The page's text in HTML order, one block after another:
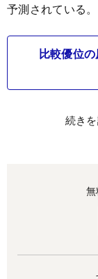
予測されている。
比較優位
続き